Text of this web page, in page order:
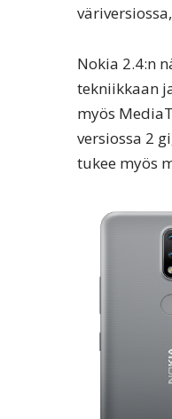
Nokia 2.4:n
tekniikkaan
myös
versiossa 2
tukee myös